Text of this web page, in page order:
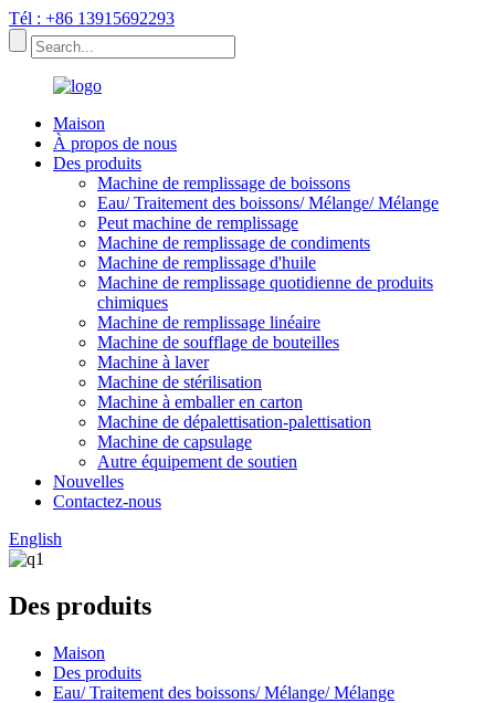
Tél : +86 13915692293
Maison
À propos de nous
Des produits
Machine de remplissage de boissons
Eau/ Traitement des boissons/ Mélange/ Mélange
Peut machine de remplissage
Machine de remplissage de condiments
Machine de remplissage d'huile
Machine de remplissage quotidienne de produits
chimiques
Machine de remplissage linéaire
Machine de soufflage de bouteilles
Machine à laver
Machine de stérilisation
Machine à emballer en carton
Machine de dépalettisation-palettisation
Machine de capsulage
Autre équipement de soutien
Nouvelles
Contactez-nous
English
Des produits
Maison
Des produits
Eau/ Traitement des boissons/ Mélange/ Mélange